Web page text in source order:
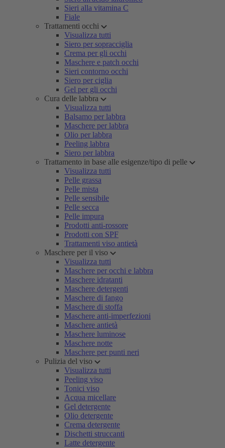
Sieri alla vitamina C
Fiale
Trattamenti occhi
Visualizza tutti
Siero per sopracciglia
Crema per gli occhi
Maschere e patch occhi
Sieri contorno occhi
Siero per ciglia
Gel per gli occhi
Cura delle labbra
Visualizza tutti
Balsamo per labbra
Maschere per labbra
Olio per labbra
Peeling labbra
Siero per labbra
Trattamento in base alle esigenze/tipo di pelle
Visualizza tutti
Pelle grassa
Pelle mista
Pelle sensibile
Pelle secca
Pelle impura
Prodotti anti-rossore
Prodotti con SPF
Trattamenti viso antietà
Maschere per il viso
Visualizza tutti
Maschere per occhi e labbra
Maschere idratanti
Maschere detergenti
Maschere di fango
Maschere di stoffa
Maschere anti-imperfezioni
Maschere antietà
Maschere luminose
Maschere notte
Maschere per punti neri
Pulizia del viso
Visualizza tutti
Peeling viso
Tonici viso
Acqua micellare
Gel detergente
Olio detergente
Crema detergente
Dischetti struccanti
Latte detergente